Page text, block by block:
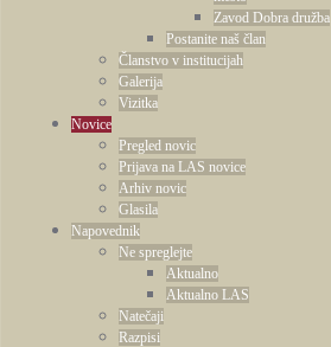
Zavod Dobra družba
Postanite naš član
Članstvo v institucijah
Galerija
Vizitka
Novice
Pregled novic
Prijava na LAS novice
Arhiv novic
Glasila
Napovednik
Ne spreglejte
Aktualno
Aktualno LAS
Natečaji
Razpisi